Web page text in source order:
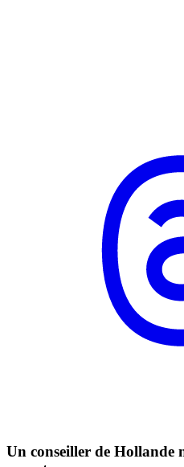
Un conseiller de Hollande